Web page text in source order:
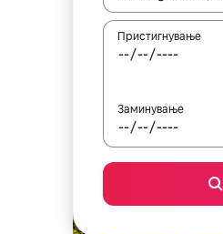
Пристигнување
Заминување